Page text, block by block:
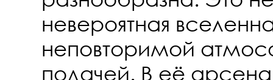
невероятная
неповторимой
подачей. В её